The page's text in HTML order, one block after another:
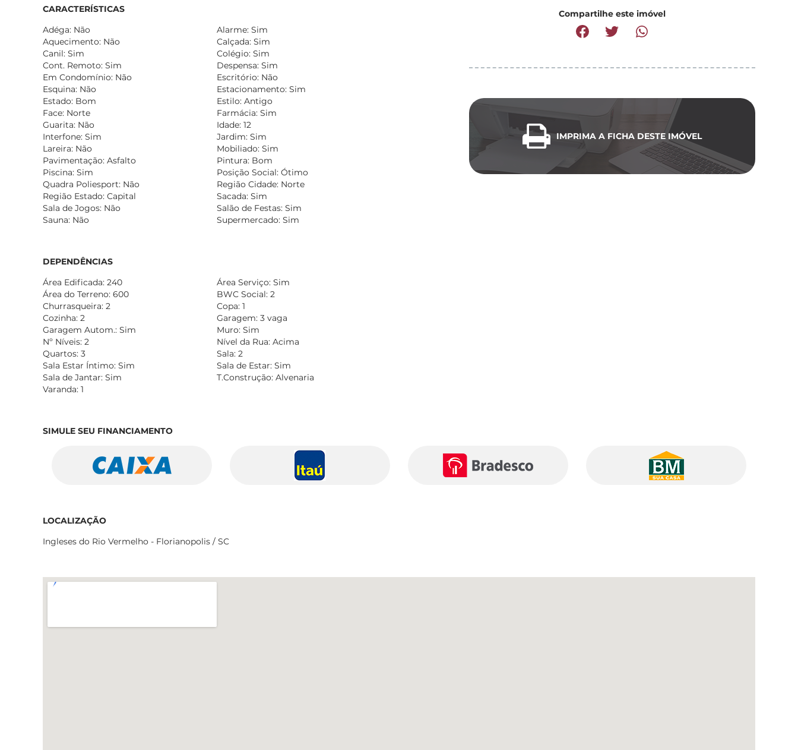
CARACTERÍSTICAS
Adéga: Não
Alarme: Sim
Aquecimento: Não
Calçada: Sim
Canil: Sim
Colégio: Sim
Cont. Remoto: Sim
Despensa: Sim
Em Condomínio: Não
Escritório: Não
Esquina: Não
Estacionamento: Sim
Estado: Bom
Estilo: Antigo
Face: Norte
Farmácia: Sim
Guarita: Não
Idade: 12
Interfone: Sim
Jardim: Sim
Lareira: Não
Mobiliado: Sim
Pavimentação: Asfalto
Pintura: Bom
Piscina: Sim
Posição Social: Ótimo
Quadra Poliesport: Não
Região Cidade: Norte
Região Estado: Capital
Sacada: Sim
Sala de Jogos: Não
Salão de Festas: Sim
Sauna: Não
Supermercado: Sim
DEPENDÊNCIAS
Área Edificada: 240
Área Serviço: Sim
Área do Terreno: 600
BWC Social: 2
Churrasqueira: 2
Copa: 1
Cozinha: 2
Garagem: 3 vaga
Garagem Autom.: Sim
Muro: Sim
Nº Níveis: 2
Nível da Rua: Acima
Quartos: 3
Sala: 2
Sala Estar Íntimo: Sim
Sala de Estar: Sim
Sala de Jantar: Sim
T.Construção: Alvenaria
Varanda: 1
Compartilhe este imóvel
IMPRIMA A FICHA DESTE IMÓVEL
SIMULE SEU FINANCIAMENTO
LOCALIZAÇÃO
Ingleses do Rio Vermelho - Florianopolis / SC